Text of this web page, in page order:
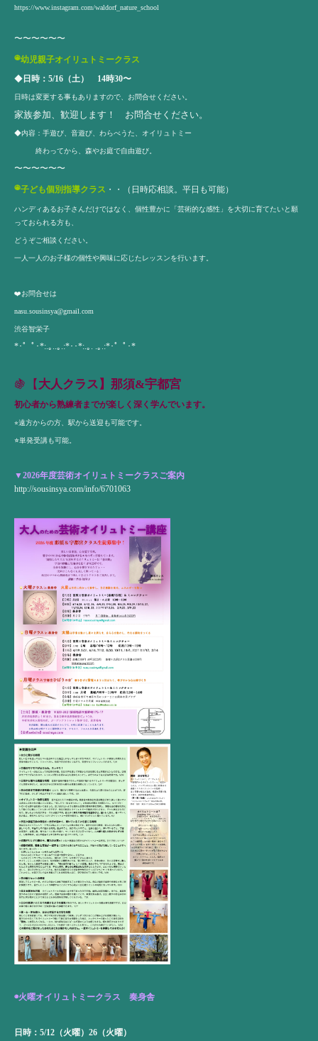
https://www.instagram.com/waldorf_nature_school
〜〜〜〜〜〜
◉幼児親子オイリュトミークラス
◆日時：5/16（土） 14時30〜
日時は変更する事もありますので、お問合せください。
家族参加、歓迎します！ お問合せください。
◆内容：手遊び、音遊び、わらべうた、オイリュトミー
終わってから、森やお庭で自由遊び。
〜〜〜〜〜〜
◉子ども個別指導クラス ・・（日時応相談。平日も可能）
ハンディあるお子さんだけではなく、個性豊かに「芸術的な感性」を大切に育てたいと願
っておられる方も、
どうぞご相談ください。
一人一人のお子様の個性や興味に応じたレッスンを行います。
❤️お問合せは
nasu.sousinsya@gmail.com
渋谷智栄子
*･゜ﾟ･*:.｡..｡.:*･･*:.｡. .｡.:*･゜ﾟ･*
🍇【 大人クラス】那須&宇都宮
初心者から熟練者までが楽しく深く学んでいます。
⭐︎遠方からの方、駅から送迎も可能です。
⭐︎単発受講も可能。
▼2026年度芸術オイリュトミークラスご案内
http://sousinsya.com/info/6701063
◉火曜オイリュトミークラス 奏身舎
日時： 5/12（火曜）26（火曜）